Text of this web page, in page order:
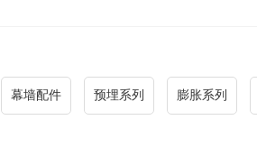
幕墙配件 预埋系列 膨胀系列